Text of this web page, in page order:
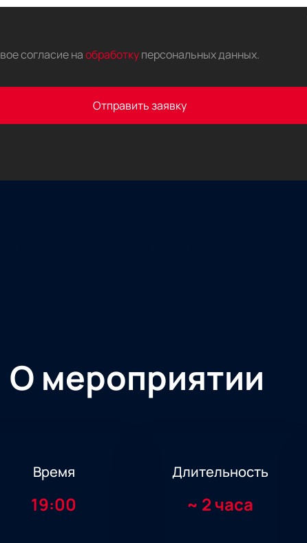
согласие наобработку персональных данных.
Отправить заявку
О мероприятии
Время
19:00
Длительность
~ 2 часа